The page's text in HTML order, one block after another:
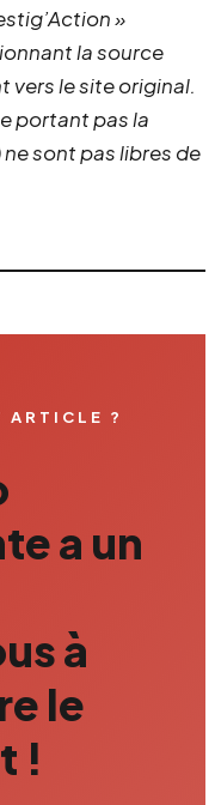
»
la source
vers le site original.
portant pas la
sont pas libres de
ARTICLE ?
a un
à
le
!